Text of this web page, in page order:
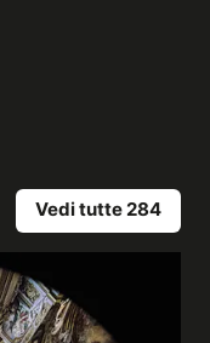
Vedi tutte 284